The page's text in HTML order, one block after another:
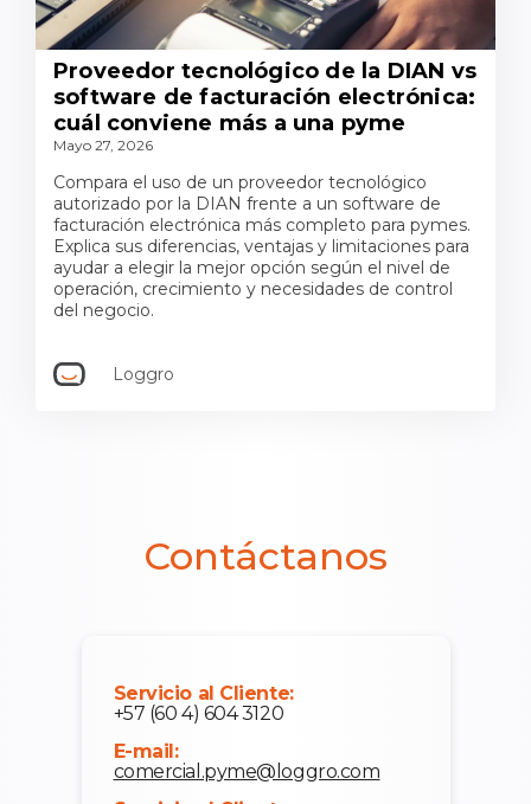
Proveedor tecnológico de la DIAN vs
software de facturación electrónica:
cuál conviene más a una pyme
Mayo 27, 2026
Compara el uso de un proveedor tecnológico
autorizado por la DIAN frente a un software de
facturación electrónica más completo para pymes.
Explica sus diferencias, ventajas y limitaciones para
ayudar a elegir la mejor opción según el nivel de
operación, crecimiento y necesidades de control
del negocio.
Loggro
Contáctanos
Servicio al Cliente:
+57 (60 4) 604 3120
E-mail:
comercial.pyme@loggro.com